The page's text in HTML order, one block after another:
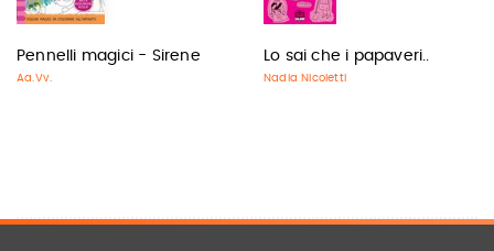
Pennelli magici - Sirene
Aa.Vv.
Lo sai che i papaveri..
Nadia Nicoletti